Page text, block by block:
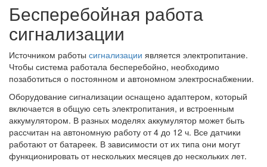
Бесперебойная работа
сигнализации
Источником работы сигнализации является электропитание.
Чтобы система работала бесперебойно, необходимо
позаботиться о постоянном и автономном электроснабжении.
Оборудование сигнализации оснащено адаптером, который
включается в общую сеть электропитания, и встроенным
аккумулятором. В разных моделях аккумулятор может быть
рассчитан на автономную работу от 4 до 12 ч. Все датчики
работают от батареек. В зависимости от их типа они могут
функционировать от нескольких месяцев до нескольких лет.